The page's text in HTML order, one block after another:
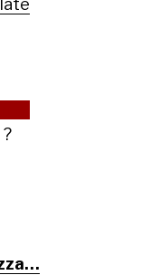
?